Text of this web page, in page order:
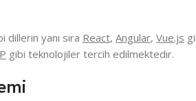
dillerin yanı sıra React, Angular, Vue.js
gibi teknolojiler tercih edilmektedir.